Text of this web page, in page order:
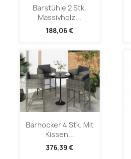
Barstühle 2 Stk.
Massivholz...
188,06 €
Barhocker 4 Stk. Mit
Kissen...
376,39 €